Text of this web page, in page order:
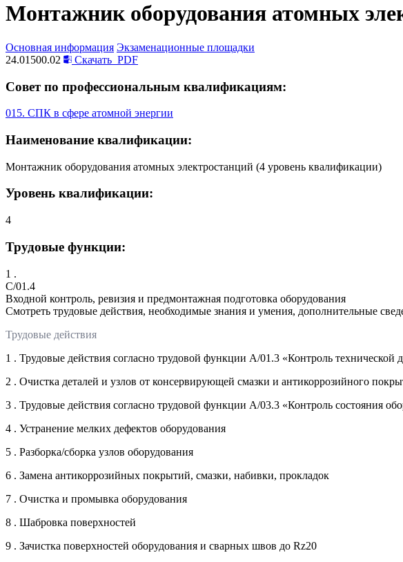
Монтажник оборудования атомных
Основная информация Экзаменационные площадки
24.01500.02
Скачать PDF
Совет по профессиональным квалификациям:
015. СПК в сфере атомной энергии
Наименование квалификации:
Монтажник оборудования атомных электростанций (4 уровень квалификации)
Уровень квалификации:
4
Трудовые функции:
1 .
C/01.4
Входной контроль, ревизия и предмонтажная подготовка оборудования
Смотреть трудовые действия, необходимые знания и умения, дополнительные
Трудовые действия
1 . Трудовые действия согласно трудовой функции А/01.3 «Контроль технической
2 . Очистка деталей и узлов от консервирующей смазки и антикоррозийного
3 . Трудовые действия согласно трудовой функции А/03.3 «Контроль состояния
4 . Устранение мелких дефектов оборудования
5 . Разборка/сборка узлов оборудования
6 . Замена антикоррозийных покрытий, смазки, набивки, прокладок
7 . Очистка и промывка оборудования
8 . Шабровка поверхностей
9 . Зачистка поверхностей оборудования и сварных швов до Rz20